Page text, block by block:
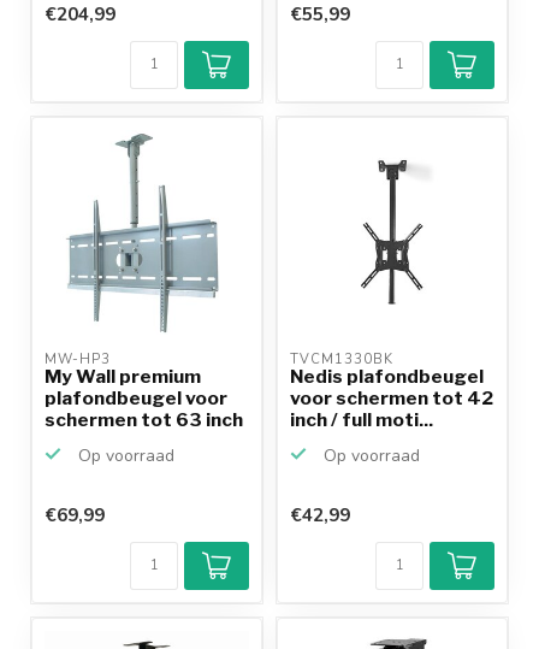
€204,99 €55,99
MW-HP3
My Wall premium
plafondbeugel voor
schermen tot 63 inch
Op voorraad
€69,99
TVCM1330BK
Nedis plafondbeugel
voor schermen tot 42
inch / full moti...
Op voorraad
€42,99